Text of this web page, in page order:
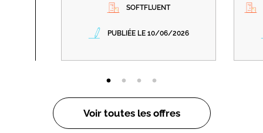
SOFTFLUENT
PUBLIÉE LE 10/06/2026
Voir toutes les offres